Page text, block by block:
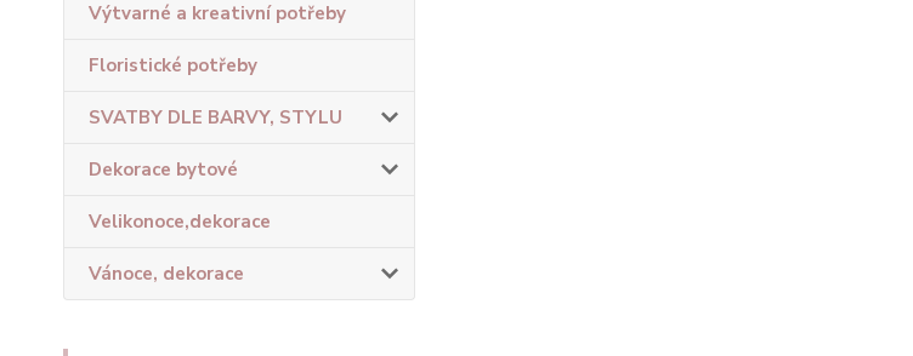
Výtvarné a kreativní potřeby
Floristické potřeby
SVATBY DLE BARVY, STYLU
Dekorace bytové
Velikonoce,dekorace
Vánoce, dekorace